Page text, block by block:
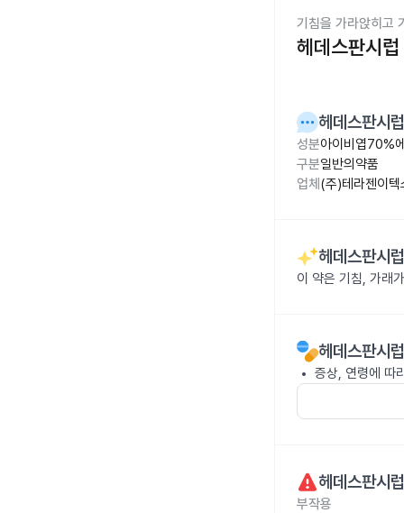
기침을 가라앉히고
헤데스판시
헤데스판시
성분아이비엽70%
구분일반의약품
업체 (주)테라젠이텍
헤데스판시
이 약은 기침, 가래
헤데스판시
증상, 연령에 따
헤데스판시
부작용